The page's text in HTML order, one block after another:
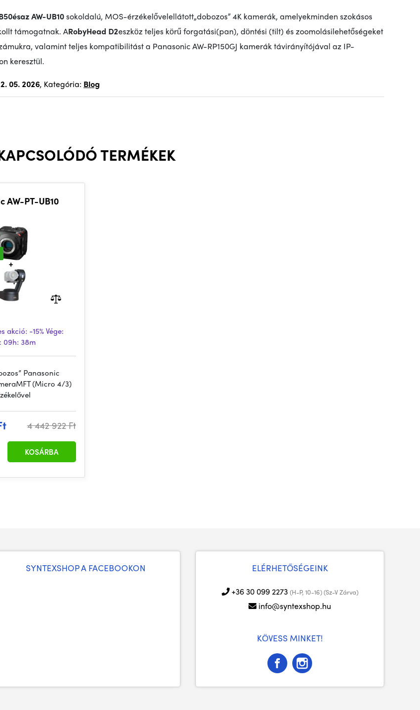
ésaz AW-UB10sokoldalú, MOS-érzékelővelellátott„dobozos” 4K kamerák, amelyekminden szokásos
támogatnak. ARobyHead D2eszköz teljes körű forgatási(pan), döntési (tilt) és zoomolásilehetőségeket
, valamint teljes kompatibilitást a Panasonic AW-RP150GJ kamerák távirányítójával az IP-
keresztül.
05. 2026, Kategória: Blog
TERMÉKEK
AW-PT-UB10
akció: -15%Vége:
09h: 38m
Panasonic
(Micro 4/3)
4 442 922 Ft
KOSÁRBA
SYNTEXSHOP A FACEBOOKON ELÉRHETŐSÉGEINK
+36 30 099 2273 (H-P, 10-16) (Sz-V Zárva)
info@syntexshop.hu
KÖVESS MINKET!